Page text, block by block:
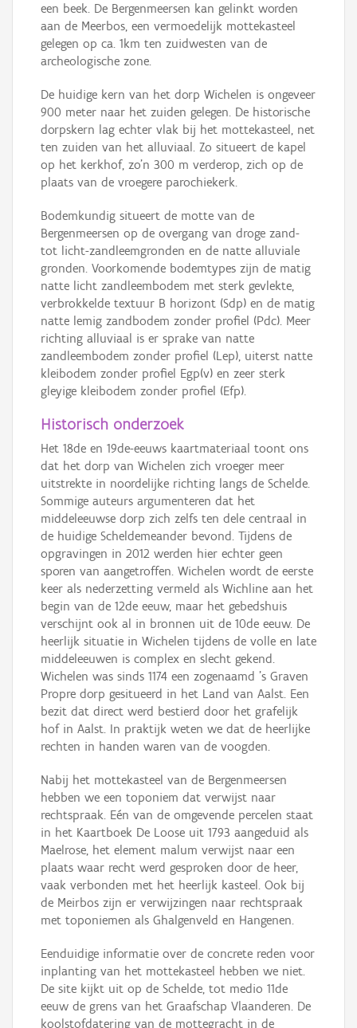
een beek. De Bergenmeersen kan gelinkt worden
aan de Meerbos, een vermoedelijk mottekasteel
gelegen op ca. 1km ten zuidwesten van de
archeologische zone.
De huidige kern van het dorp Wichelen is ongeveer
900 meter naar het zuiden gelegen. De historische
dorpskern lag echter vlak bij het mottekasteel, net
ten zuiden van het alluviaal. Zo situeert de kapel
op het kerkhof, zo’n 300 m verderop, zich op de
plaats van de vroegere parochiekerk.
Bodemkundig situeert de motte van de
Bergenmeersen op de overgang van droge zand-
tot licht-zandleemgronden en de natte alluviale
gronden. Voorkomende bodemtypes zijn de matig
natte licht zandleembodem met sterk gevlekte,
verbrokkelde textuur B horizont (Sdp) en de matig
natte lemig zandbodem zonder profiel (Pdc). Meer
richting alluviaal is er sprake van natte
zandleembodem zonder profiel (Lep), uiterst natte
kleibodem zonder profiel Egp(v) en zeer sterk
gleyige kleibodem zonder profiel (Efp).
Historisch onderzoek
Het 18de en 19de-eeuws kaartmateriaal toont ons
dat het dorp van Wichelen zich vroeger meer
uitstrekte in noordelijke richting langs de Schelde.
Sommige auteurs argumenteren dat het
middeleeuwse dorp zich zelfs ten dele centraal in
de huidige Scheldemeander bevond. Tijdens de
opgravingen in 2012 werden hier echter geen
sporen van aangetroffen. Wichelen wordt de eerste
keer als nederzetting vermeld als Wichline aan het
begin van de 12de eeuw, maar het gebedshuis
verschijnt ook al in bronnen uit de 10de eeuw. De
heerlijk situatie in Wichelen tijdens de volle en late
middeleeuwen is complex en slecht gekend.
Wichelen was sinds 1174 een zogenaamd ’s Graven
Propre dorp gesitueerd in het Land van Aalst. Een
bezit dat direct werd bestierd door het grafelijk
hof in Aalst. In praktijk weten we dat de heerlijke
rechten in handen waren van de voogden.
Nabij het mottekasteel van de Bergenmeersen
hebben we een toponiem dat verwijst naar
rechtspraak. Eén van de omgevende percelen staat
in het Kaartboek De Loose uit 1793 aangeduid als
Maelrose, het element malum verwijst naar een
plaats waar recht werd gesproken door de heer,
vaak verbonden met het heerlijk kasteel. Ook bij
de Meirbos zijn er verwijzingen naar rechtspraak
met toponiemen als Ghalgenveld en Hangenen.
Eenduidige informatie over de concrete reden voor
inplanting van het mottekasteel hebben we niet.
De site kijkt uit op de Schelde, tot medio 11de
eeuw de grens van het Graafschap Vlaanderen. De
koolstofdatering van de mottegracht in de